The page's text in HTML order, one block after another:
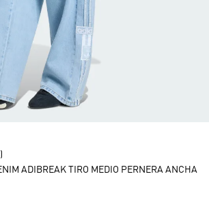
ADIBREAK TIRO MEDIO PERNERA ANCHA